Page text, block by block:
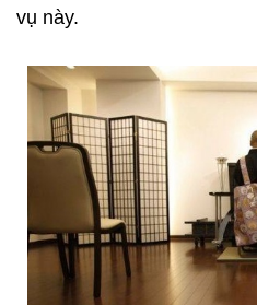
vụ này.